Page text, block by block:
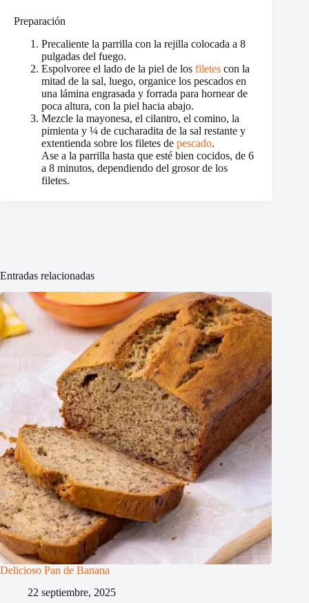
Preparación
Precaliente la parrilla con la rejilla colocada a 8
pulgadas del fuego.
Espolvoree el lado de la piel de los filetes con la
mitad de la sal, luego, organice los pescados en
una lámina engrasada y forrada para hornear de
poca altura, con la piel hacia abajo.
Mezcle la mayonesa, el cilantro, el comino, la
pimienta y ¼ de cucharadita de la sal restante y
extentienda sobre los filetes de pescado.
Ase a la parrilla hasta que esté bien cocidos, de 6
a 8 minutos, dependiendo del grosor de los
filetes.
Entradas relacionadas
Delicioso Pan de Banana
22 septiembre, 2025